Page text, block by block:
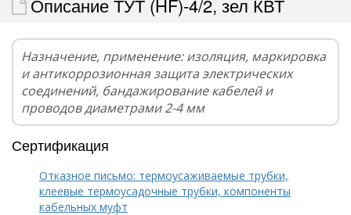
Описание ТУТ (HF)-4/2, зел КВТ
Назначение, применение: изоляция, маркировка
и антикоррозионная защита электрических
соединений, бандажирование кабелей и
проводов диаметрами 2-4 мм
Сертификация
Отказное письмо: термоусаживаемые трубки,
клеевые термоусадочные трубки, компоненты
кабельных муфт